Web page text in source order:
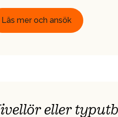
Läs mer och ansök
eller